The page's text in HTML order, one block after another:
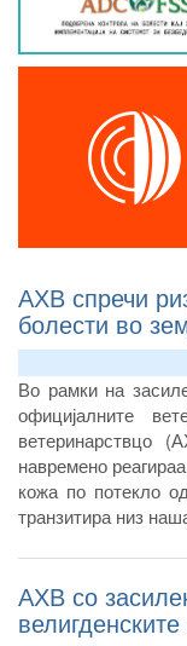
АХВ спречи
болести во
Во рамки на
официјалните
ветеринарствцо
навремено
кожа по потекло
транзитира низ
АХВ со